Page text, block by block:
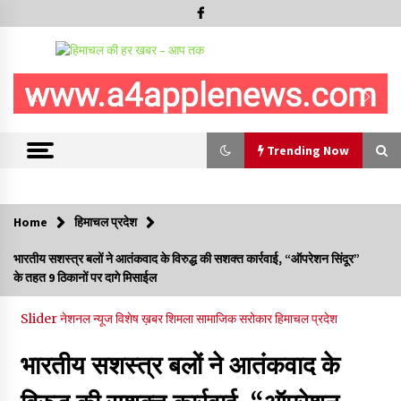
Trending Now
बड़ी ख़बर – अनुबंध कर्मचारियों को बैक डेट से नहीं मिलेगा नियमितीकरण,
शिक्षा निदेशालय ने जारी किया स्पष्टीकरण
05/08/2026
05/08/2026
Home हिमाचल प्रदेश
भारतीय सशस्‍त्र बलों ने आतंकवाद के विरुद्ध की सशक्‍त कार्रवाई, “ऑपरेशन सिंदूर”
के तहत 9 ठिकानों पर दागे मिसाईल
Sliderनेशनल न्यूजविशेष ख़बरशिमलासामाजिक सरोकारहिमाचल प्रदेश
भारतीय सशस्‍त्र बलों ने आतंकवाद के